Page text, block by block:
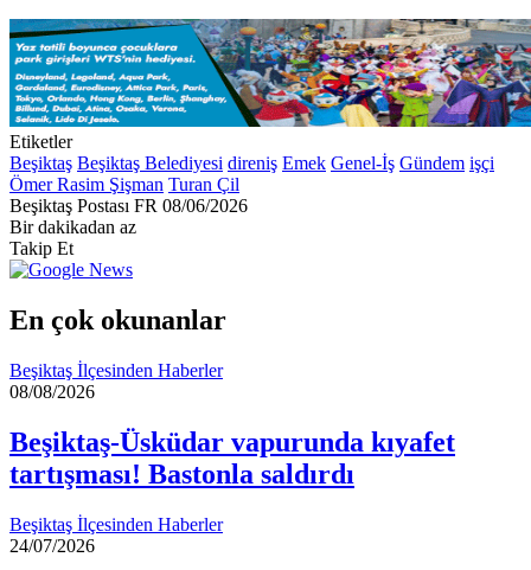
Etiketler
Beşiktaş Beşiktaş Belediyesi direniş Emek Genel-İş Gündem işçi
Ömer Rasim Şişman Turan Çil
Beşiktaş Postası FR Bir
08/06/2026
Bir dakikadan az
Takip Et
En çok okunanlar
Beşiktaş İlçesinden Haberler
08/08/2026
Beşiktaş-Üsküdar vapurunda kıyafet
tartışması! Bastonla saldırdı
Beşiktaş İlçesinden Haberler
24/07/2026